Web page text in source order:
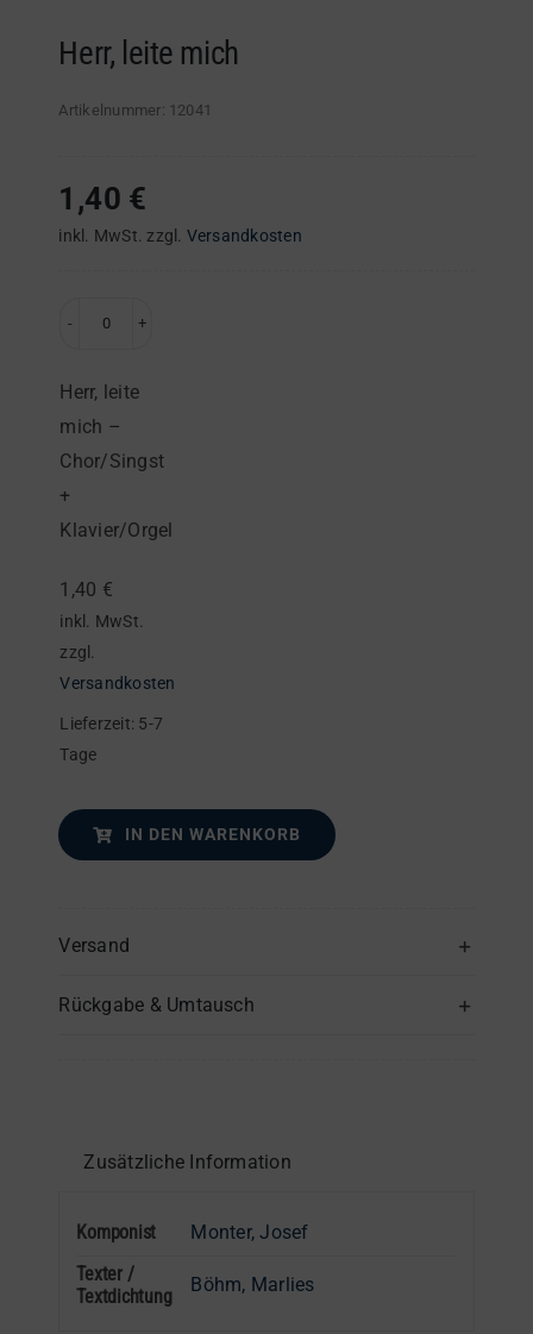
Herr, leite mich
Artikelnummer: 12041
1,40 €
inkl. MwSt. zzgl. Versandkosten
Chor/Singst
Klavier/Orgel
Menge
Herr, leite
mich –
Chor/Singst
+
Klavier/Orgel
1,40 €
inkl. MwSt.
zzgl.
Versandkosten
Lieferzeit: 5-7
Tage
IN DEN WARENKORB
Versand
Rückgabe & Umtausch
Zusätzliche Information
Komponist
Monter, Josef
Texter /
Textdichtung
Böhm, Marlies